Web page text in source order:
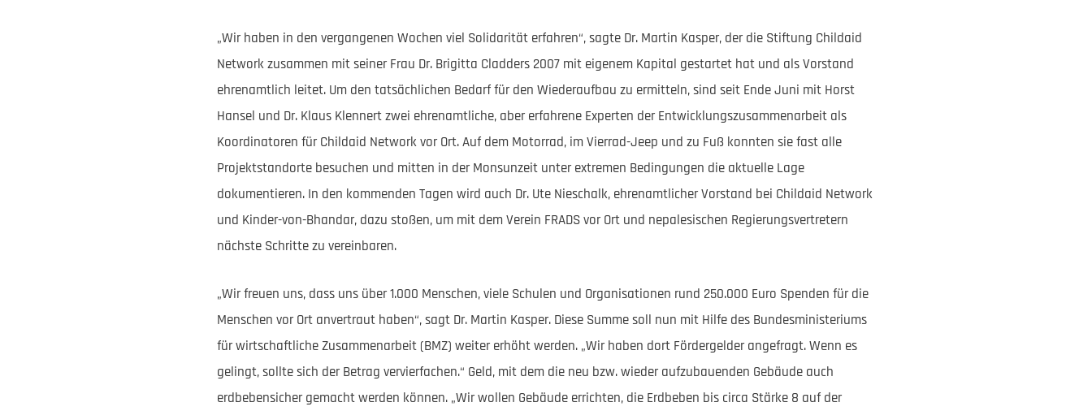
„Wir haben in den vergangenen Wochen viel Solidarität erfahren“, sagte Dr. Martin Kasper, der die Stiftung Childaid
Network zusammen mit seiner Frau Dr. Brigitta Cladders 2007 mit eigenem Kapital gestartet hat und als Vorstand
ehrenamtlich leitet. Um den tatsächlichen Bedarf für den Wiederaufbau zu ermitteln, sind seit Ende Juni mit Horst
Hansel und Dr. Klaus Klennert zwei ehrenamtliche, aber erfahrene Experten der Entwicklungszusammenarbeit als
Koordinatoren für Childaid Network vor Ort. Auf dem Motorrad, im Vierrad-Jeep und zu Fuß konnten sie fast alle
Projektstandorte besuchen und mitten in der Monsunzeit unter extremen Bedingungen die aktuelle Lage
dokumentieren. In den kommenden Tagen wird auch Dr. Ute Nieschalk, ehrenamtlicher Vorstand bei Childaid Network
und Kinder-von-Bhandar, dazu stoßen, um mit dem Verein FRADS vor Ort und nepalesischen Regierungsvertretern
nächste Schritte zu vereinbaren.
„Wir freuen uns, dass uns über 1.000 Menschen, viele Schulen und Organisationen rund 250.000 Euro Spenden für die
Menschen vor Ort anvertraut haben“, sagt Dr. Martin Kasper. Diese Summe soll nun mit Hilfe des Bundesministeriums
für wirtschaftliche Zusammenarbeit (BMZ) weiter erhöht werden. „Wir haben dort Fördergelder angefragt. Wenn es
gelingt, sollte sich der Betrag vervierfachen.“ Geld, mit dem die neu bzw. wieder aufzubauenden Gebäude auch
erdbebensicher gemacht werden können. „Wir wollen Gebäude errichten, die Erdbeben bis circa Stärke 8 auf der